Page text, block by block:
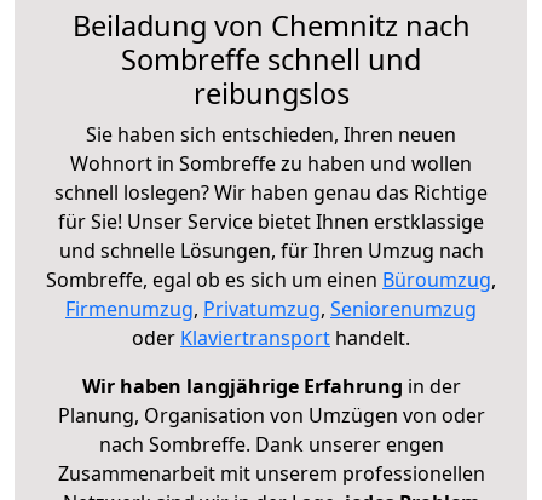
Beiladung von Chemnitz nach
Sombreffe schnell und
reibungslos
Sie haben sich entschieden, Ihren neuen
Wohnort in Sombreffe zu haben und wollen
schnell loslegen? Wir haben genau das Richtige
für Sie! Unser Service bietet Ihnen erstklassige
und schnelle Lösungen, für Ihren Umzug nach
Sombreffe, egal ob es sich um einen Büroumzug,
Firmenumzug, Privatumzug, Seniorenumzug
oder Klaviertransport handelt.
Wir haben langjährige Erfahrung in der
Planung, Organisation von Umzügen von oder
nach Sombreffe. Dank unserer engen
Zusammenarbeit mit unserem professionellen